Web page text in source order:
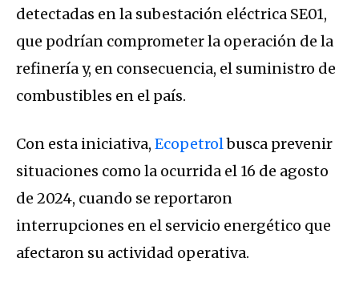
detectadas en la subestación eléctrica SE01,
que podrían comprometer la operación de la
refinería y, en consecuencia, el suministro de
combustibles en el país.
Con esta iniciativa, Ecopetrolbusca prevenir
situaciones como la ocurrida el 16 de agosto
de 2024, cuando se reportaron
interrupciones en el servicio energético que
afectaron su actividad operativa.